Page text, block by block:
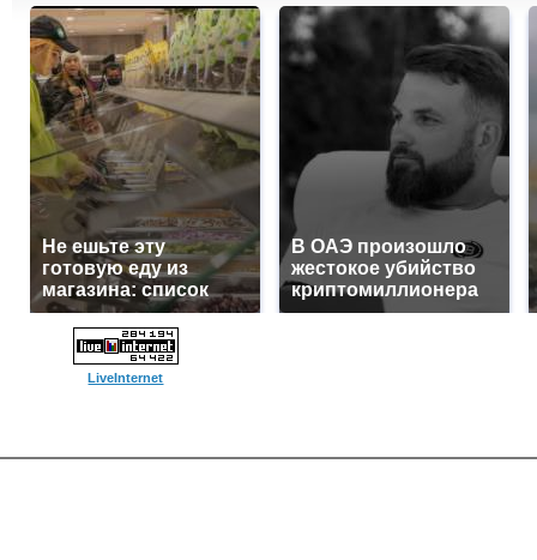
Не ешьте эту
готовую еду из
магазина: список
В ОАЭ произошло
жестокое убийство
криптомиллионера
LiveInternet